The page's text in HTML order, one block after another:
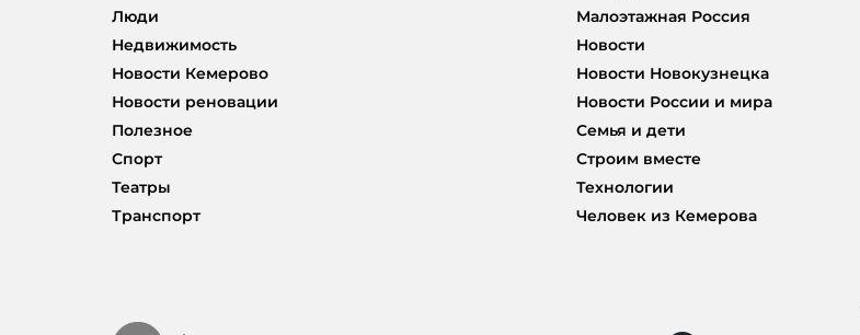
Люди
Малоэтажная Россия
Недвижимость
Новости
Новости Кемерово
Новости Новокузнецка
Новости реновации
Новости России и мира
Полезное
Семья и дети
Спорт
Строим вместе
Театры
Технологии
Транспорт
Человек из Кемерова